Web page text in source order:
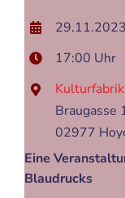
29.11.2023
17:00 Uhr
Braugasse
02977
Eine
Blaudrucks